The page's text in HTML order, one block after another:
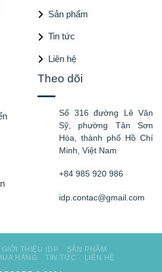
Sản phẩm
Tin tức
Liên hệ
Theo dõi
Số 316 đường Lê Văn
Sỹ, phường Tân Sơn
Hòa, thành phố Hồ Chí
Minh, Việt Nam
+84 985 920 986
idp.contac@gmail.com
GIỚI THIỆU IDP
SẢN PHẨM
HÀNG
TIN TỨC LIÊN HỆ